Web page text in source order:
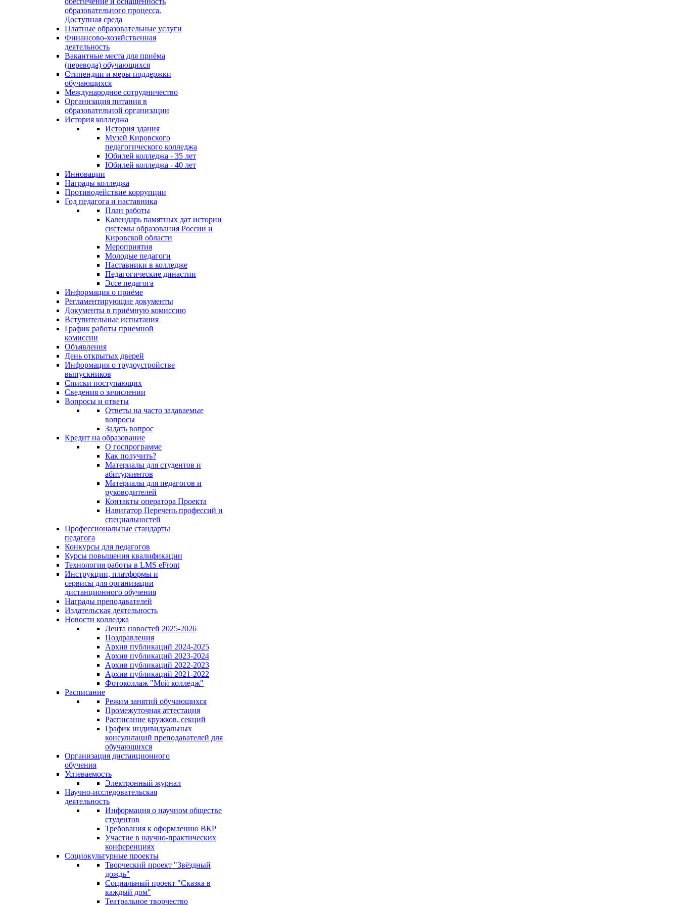
образовательного процесса.
Доступная среда
Платные образовательные услуги
Финансово-хозяйственная
деятельность
Вакантные места для приёма
(перевода) обучающихся
Стипендии и меры поддержки
обучающихся
Международное сотрудничество
Организация питания в
образовательной организации
История колледжа
История здания
Музей Кировского
педагогического колледжа
Юбилей колледжа - 35 лет
Юбилей колледжа - 40 лет
Инновации
Награды колледжа
Противодействие коррупции
Год педагога и наставника
План работы
Календарь памятных дат истории
системы образования России и
Кировской области
Мероприятия
Молодые педагоги
Наставники в колледже
Педагогические династии
Эссе педагога
Информация о приёме
Регламентирующие документы
Документы в приёмную комиссию
Вступительные испытания
График работы приемной
комиссии
Объявления
День открытых дверей
Информация о трудоустройстве
выпускников
Списки поступающих
Сведения о зачислении
Вопросы и ответы
Ответы на часто задаваемые
вопросы
Задать вопрос
Кредит на образование
О госпрограмме
Как получить?
Материалы для студентов и
абитуриентов
Материалы для педагогов и
руководителей
Контакты оператора Проекта
Навигатор Перечень профессий и
специальностей
Профессиональные стандарты
педагога
Конкурсы для педагогов
Курсы повышения квалификации
Технология работы в LMS eFront
Инструкции, платформы и
сервисы для организации
дистанционного обучения
Награды преподавателей
Издательская деятельность
Новости колледжа
Лента новостей 2025-2026
Поздравления
Архив публикаций 2024-2025
Архив публикаций 2023-2024
Архив публикаций 2022-2023
Архив публикаций 2021-2022
Фотоколлаж "Мой колледж"
Расписание
Режим занятий обучающихся
Промежуточная аттестация
Расписание кружков, секций
График индивидуальных
консультаций преподавателей для
обучающихся
Организация дистанционного
обучения
Успеваемость
Электронный журнал
Научно-исследовательская
деятельность
Информация о научном обществе
студентов
Требования к оформлению ВКР
Участие в научно-практических
конференциях
Социокультурные проекты
Творческий проект "Звёздный
дождь"
Социальный проект "Сказка в
каждый дом"
Театральное творчество